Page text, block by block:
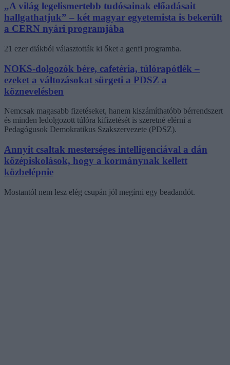
„A világ legelismertebb tudósainak előadásait
hallgathatjuk” – két magyar egyetemista is bekerült
a CERN nyári programjába
21 ezer diákból választották ki őket a genfi programba.
NOKS-dolgozók bére, cafetéria, túlórapótlék –
ezeket a változásokat sürgeti a PDSZ a
köznevelésben
Nemcsak magasabb fizetéseket, hanem kiszámíthatóbb bérrendszert
és minden ledolgozott túlóra kifizetését is szeretné elérni a
Pedagógusok Demokratikus Szakszervezete (PDSZ).
Annyit csaltak mesterséges intelligenciával a dán
középiskolások, hogy a kormánynak kellett
közbelépnie
Mostantól nem lesz elég csupán jól megírni egy beadandót.